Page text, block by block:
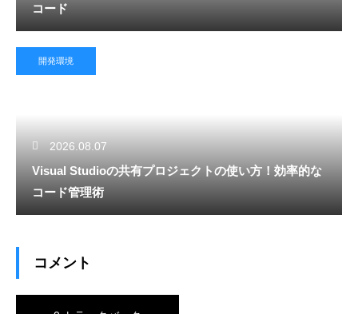
コード
開発環境
2026.08.07
Visual Studioの共有プロジェクトの使い方！効率的な
コード管理術
コメント